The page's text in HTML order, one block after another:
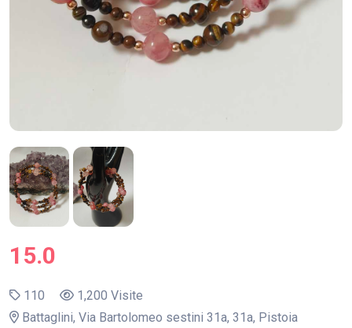
15.0
110
1,200 Visite
Battaglini, Via Bartolomeo sestini 31a, 31a, Pistoia